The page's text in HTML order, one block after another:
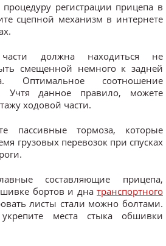
регистрации прицепа в
сцепной механизм в интернете
должна находиться не
смещенной немного к задней
Оптимальное соотношение
Учтя данное правило, можете
ходовой части.
пассивные тормоза, которые
грузовых перевозок при спусках
составляющие прицепа,
бортов и дна транспортного
листы стали можно болтами.
места стыка обшивки